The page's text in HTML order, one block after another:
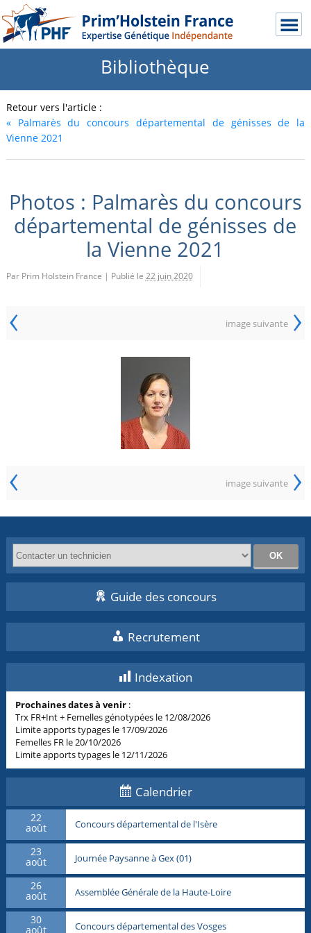
Bibliothèque
Retour vers l'article :
«Palmarès du concours départemental de génisses de la
Vienne 2021
Photos : Palmarès du concours
départemental de génisses de
la Vienne 2021
Par Prim Holstein France | Publié le 22 juin 2020
‹ image suivante ›
‹ image suivante ›
Guide des concours
Recrutement
Indexation
Prochaines dates à venir :
Trx FR+Int + Femelles génotypées le 12/08/2026
Limite apports typages le 17/09/2026
Femelles FR le 20/10/2026
Limite apports typages le 12/11/2026
Calendrier
22
août Concours départemental de l'Isère
23
août Journée Paysanne à Gex (01)
26
août Assemblée Générale de la Haute-Loire
30
août Concours départemental des Vosges